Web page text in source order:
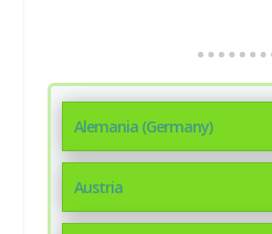
Alemania (Germany)
Austria